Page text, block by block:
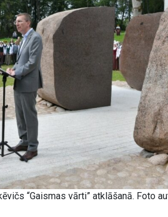
“Gaismas vārti” atklāšanā. Foto